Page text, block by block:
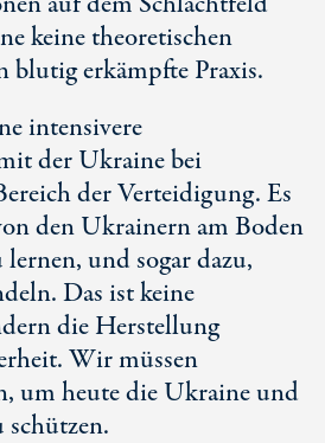
keine theoretischen
blutig erkämpfte Praxis.
intensivere
der Ukraine bei
der Verteidigung. Es
den Ukrainern am Boden
und sogar dazu,
Das ist keine
die Herstellung
Wir müssen
um heute die Ukraine und